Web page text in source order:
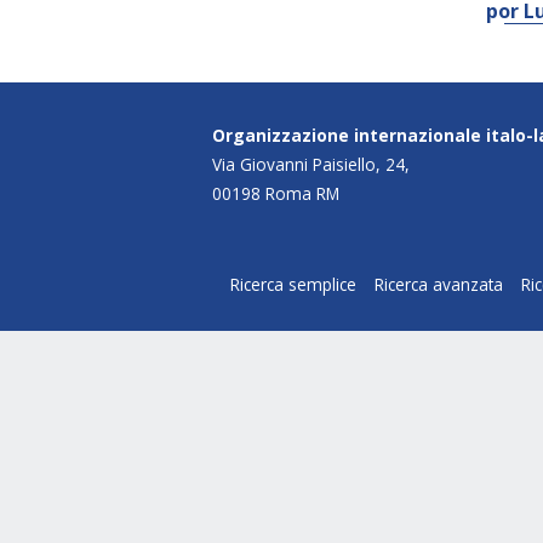
por
Organizzazione internazionale italo-
Via Giovanni Paisiello, 24,
00198 Roma RM
Ricerca semplice Ricerca avanzata